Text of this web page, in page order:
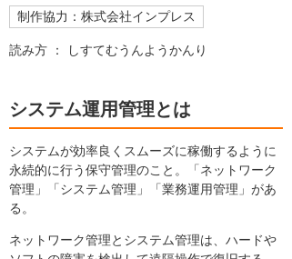
制作協力：株式会社インプレス
読み方 ： しすてむうんようかんり
システム運用管理とは
システムが効率良くスムーズに稼働するように
永続的に行う保守管理のこと。「ネットワーク
管理」「システム管理」「業務運用管理」があ
る。
ネットワーク管理とシステム管理は、ハードや